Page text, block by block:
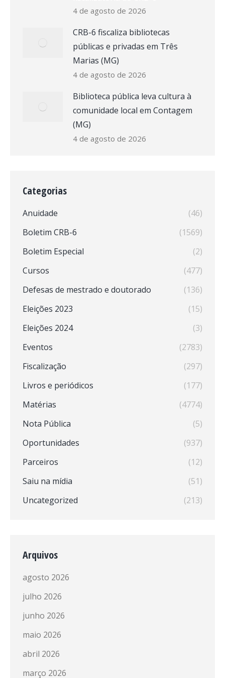
4 de agosto de 2026
CRB-6 fiscaliza bibliotecas
públicas e privadas em Três
Marias (MG)
4 de agosto de 2026
Biblioteca pública leva cultura à
comunidade local em Contagem
(MG)
4 de agosto de 2026
Categorias
Anuidade
(46)
Boletim CRB-6
(1569)
Boletim Especial
(2)
Cursos
(477)
Defesas de mestrado e doutorado
(136)
Eleições 2023
(15)
Eleições 2024
(3)
Eventos
(2783)
Fiscalização
(297)
Livros e periódicos
(177)
Matérias
(4774)
Nota Pública
(5)
Oportunidades
(937)
Parceiros
(12)
Saiu na mídia
(51)
Uncategorized
(213)
Arquivos
agosto 2026
julho 2026
junho 2026
maio 2026
abril 2026
março 2026